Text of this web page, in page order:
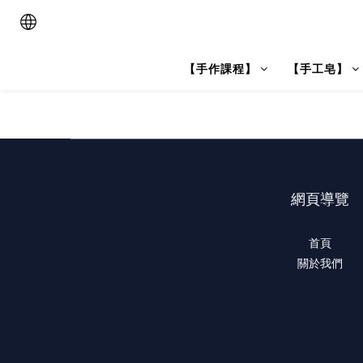
【手作課程】 【手工皂】
網頁導覽
首頁
關於我們